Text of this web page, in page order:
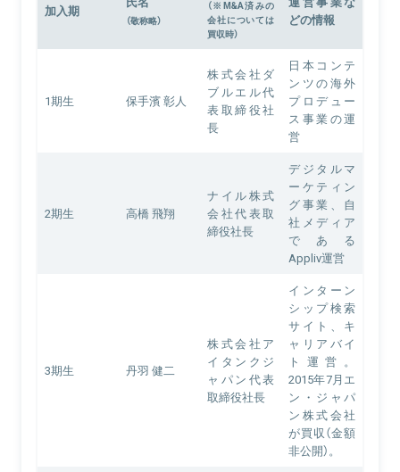
加入期
（敬称略）
（※M&A済みの
会社については
買収時）
どの情報
1期生 保手濱 彰人
株式会社ダ
ブルエル代
表取締役社
長
日本コンテ
ンツの海外
プロデュー
ス事業の運
営
2期生 高橋 飛翔
ナイル株式
会社代表取
締役社長
デジタルマ
ーケティン
グ事業、自
社メディア
である
Appliv運営
3期生 丹羽 健二
株式会社ア
イタンクジ
ャパン代表
取締役社長
インターン
シップ検索
サイト、キ
ャリアバイ
ト運営。
2015年7月エ
ン・ジャパ
ン株式会社
が買収（金額
非公開）。